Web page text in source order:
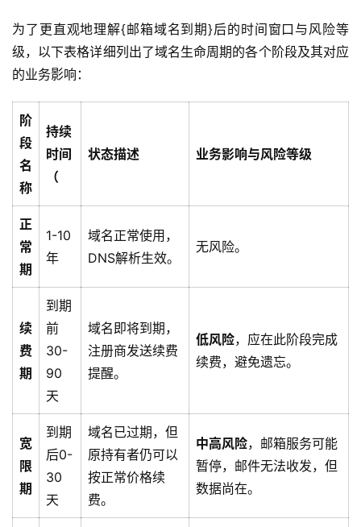
为了更直观地理解{邮箱域名到期}后的时间窗口与风险等
级，以下表格详细列出了域名生命周期的各个阶段及其对应
的业务影响：
阶
段
名
称
持续
时间
（
状态描述 业务影响与风险等级
正
常
期
1-10
年
域名正常使用，
DNS解析生效。
无风险。
续
费
期
到期
前
30-
90
天
域名即将到期，
注册商发送续费
提醒。
低风险，应在此阶段完成
续费，避免遗忘。
宽
限
期
到期
后0-
30
天
域名已过期，但
原持有者仍可以
按正常价格续
费。
中高风险，邮箱服务可能
暂停，邮件无法收发，但
数据尚在。